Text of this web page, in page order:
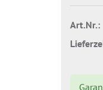
Art.Nr.: